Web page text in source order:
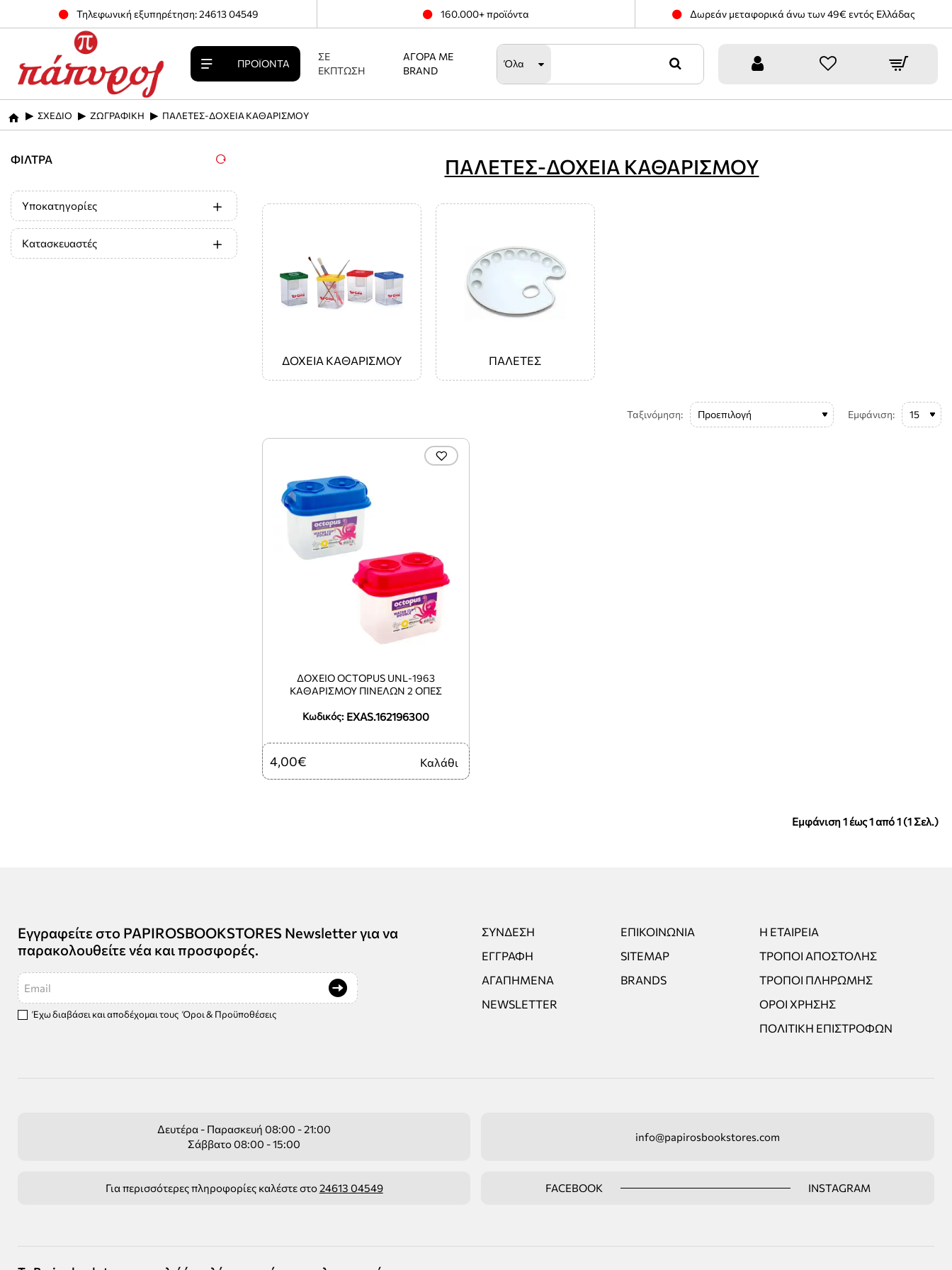
Τηλεφωνική εξυπηρέτηση: 24613 04549 160.000+ προϊόντα Δωρεάν μεταφορικά άνω των 49€ εντός Ελλάδας
ΠΡΟΪΌΝΤΑ
ΣΕ
ΈΚΠΤΩΣΗ
ΑΓΟΡΆ ΜΕ
BRAND
Όλα
home
ΣΧΕΔΙΟ ΖΩΓΡΑΦΙΚΗ ΠΑΛΕΤΕΣ-ΔΟΧΕΙΑ ΚΑΘΑΡΙΣΜΟΥ
ΦΊΛΤΡΑ
Υποκατηγορίες
Κατασκευαστές
ΠΑΛΕΤΕΣ-ΔΟΧΕΙΑ ΚΑΘΑΡΙΣΜΟΥ
ΔΟΧΕΙΑ ΚΑΘΑΡΙΣΜΟΥ ΠΑΛΕΤΕΣ
Ταξινόμηση: Εμφάνιση:
Κωδικός: EXAS.162196300
ΔΟΧΕΙΟ OCTOPUS UNL-1963
ΚΑΘΑΡΙΣΜΟΥ ΠΙΝΕΛΩΝ 2 ΟΠΕΣ
4,00€ Καλάθι
Εμφάνιση 1 έως 1 από 1 (1 Σελ.)
Εγγραφείτε στο PAPIROSBOOKSTORES Newsletter για να
παρακολουθείτε νέα και προσφορές.
Email
Έχω διαβάσει και αποδέχομαι τους Όροι & Προϋποθέσεις
ΣΎΝΔΕΣΗ
ΕΓΓΡΑΦΉ
ΑΓΑΠΗΜΈΝΑ
NEWSLETTER
ΕΠΙΚΟΙΝΩΝΊΑ
SITEMAP
BRANDS
Η ΕΤΑΙΡΕΊΑ
ΤΡΌΠΟΙ ΑΠΟΣΤΟΛΉΣ
ΤΡΌΠΟΙ ΠΛΗΡΩΜΉΣ
ΌΡΟΙ ΧΡΉΣΗΣ
ΠΟΛΙΤΙΚΉ ΕΠΙΣΤΡΟΦΏΝ
Δευτέρα - Παρασκευή 08:00 - 21:00
Σάββατο 08:00 - 15:00
info@papirosbookstores.com
Για περισσότερες πληροφορίες καλέστε στο24613 04549 FACEBOOK INSTAGRAM